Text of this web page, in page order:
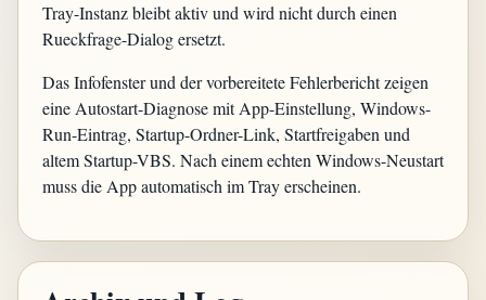
Tray-Instanz bleibt aktiv und wird nicht durch einen
Rueckfrage-Dialog ersetzt.
Das Infofenster und der vorbereitete Fehlerbericht zeigen
eine Autostart-Diagnose mit App-Einstellung, Windows-
Run-Eintrag, Startup-Ordner-Link, Startfreigaben und
altem Startup-VBS. Nach einem echten Windows-Neustart
muss die App automatisch im Tray erscheinen.